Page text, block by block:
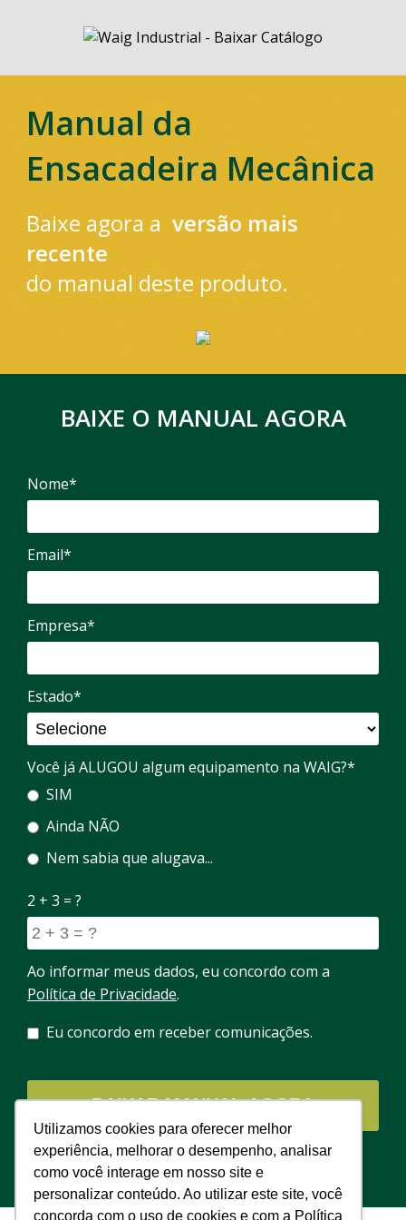
Utilizamos cookies para oferecer melhor
experiência, melhorar o desempenho, analisar
como você interage em nosso site e
personalizar conteúdo. Ao utilizar este site, você
concorda com o uso de cookies e com a Política
Manual da
Ensacadeira Mecânica
Baixe agora a versão mais
recente
do manual deste produto.
BAIXE O MANUAL AGORA
Nome*
Email*
Empresa*
Estado*
Você já ALUGOU algum equipamento na WAIG?*
SIM
Ainda NÃO
Nem sabia que alugava...
2 + 3 = ?
Ao informar meus dados, eu concordo com a
Política de Privacidade.
Eu concordo em receber comunicações.
Seus dados estão protegidos. Prometemos não enviar SPAM.